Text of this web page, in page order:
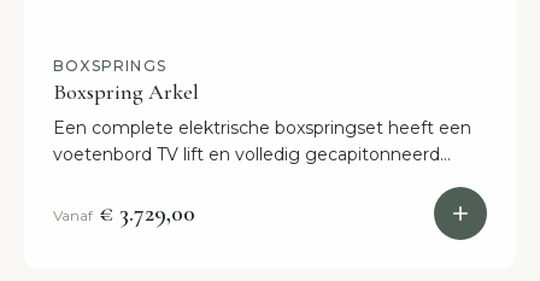
BOXSPRINGS
Boxspring Arkel
Een complete elektrische boxspringset heeft een
voetenbord TV lift en volledig gecapitonneerd
weken in huis.
Vanaf € 3.729,00